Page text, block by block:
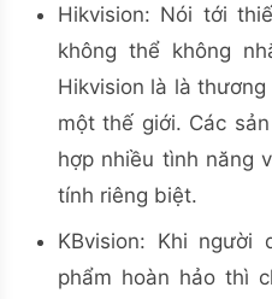
Hikvision: Nói tới
không thể không
Hikvision là là
một thế giới. Các
hợp nhiều tình năng
tính riêng biệt.
KBvision: Khi người
phẩm hoàn hảo thì